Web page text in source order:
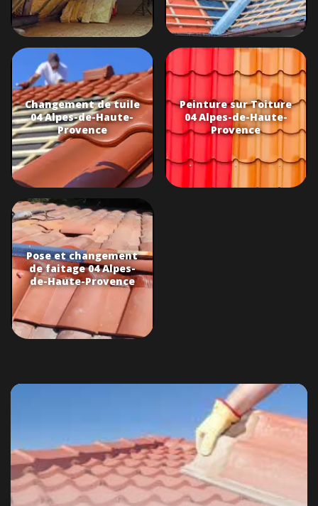
Changement de tuile
04 Alpes-de-Haute-
Provence
Peinture sur Toiture
04 Alpes-de-Haute-
Provence
Pose et changement
de faitage 04 Alpes-
de-Haute-Provence